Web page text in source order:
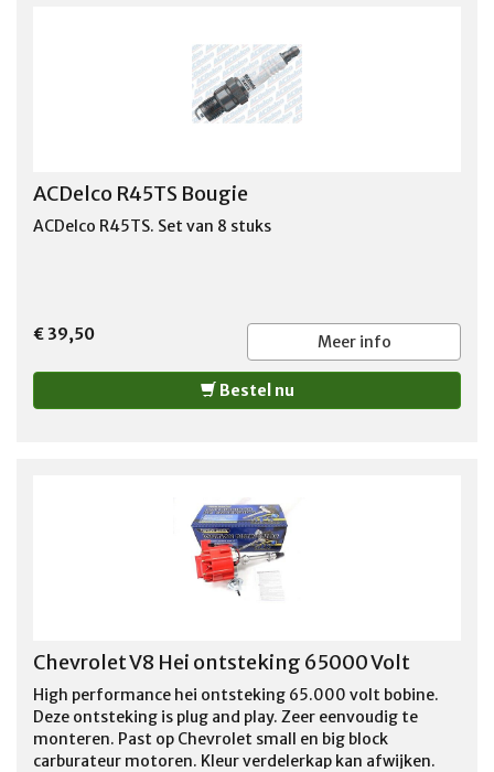
ACDelco R45TS Bougie
ACDelco R45TS. Set van 8 stuks
€ 39,50 Meer info
Bestel nu
Chevrolet V8 Hei ontsteking 65000 Volt
High performance hei ontsteking 65.000 volt bobine.
Deze ontsteking is plug and play. Zeer eenvoudig te
monteren. Past op Chevrolet small en big block
carburateur motoren. Kleur verdelerkap kan afwijken.